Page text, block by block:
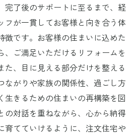
完了後のサポートに至るまで、経
フが一貫してお客様と向き合う体
徴です。お客様の住まいに込めた
、ご満足いただけるリフォームを
た、目に見える部分だけを整える
ながりや家族の関係性、過ごし方
生きるための住まいの再構築を図
の対話を重ねながら、心から納得
育てていけるように、注文住宅や